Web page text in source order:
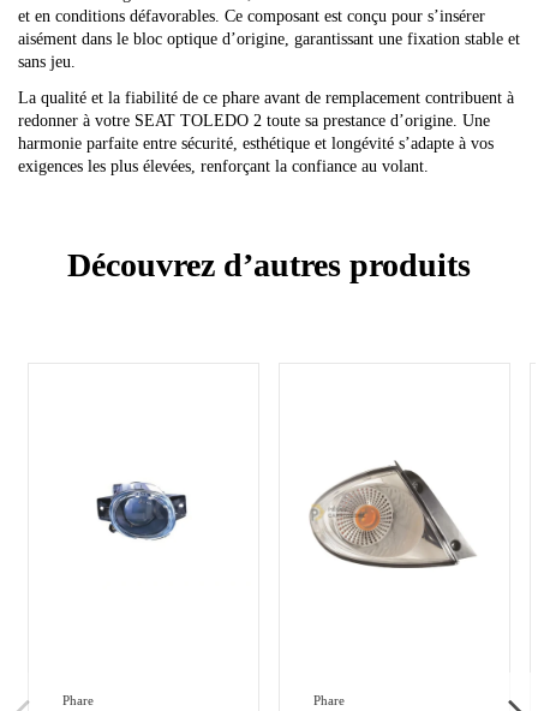
et en conditions défavorables. Ce composant est conçu pour s’insérer
aisément dans le bloc optique d’origine, garantissant une fixation stable et
sans jeu.
La qualité et la fiabilité de ce phare avant de remplacement contribuent à
redonner à votre SEAT TOLEDO 2 toute sa prestance d’origine. Une
harmonie parfaite entre sécurité, esthétique et longévité s’adapte à vos
exigences les plus élevées, renforçant la confiance au volant.
Découvrez d’autres produits
Phare Phare